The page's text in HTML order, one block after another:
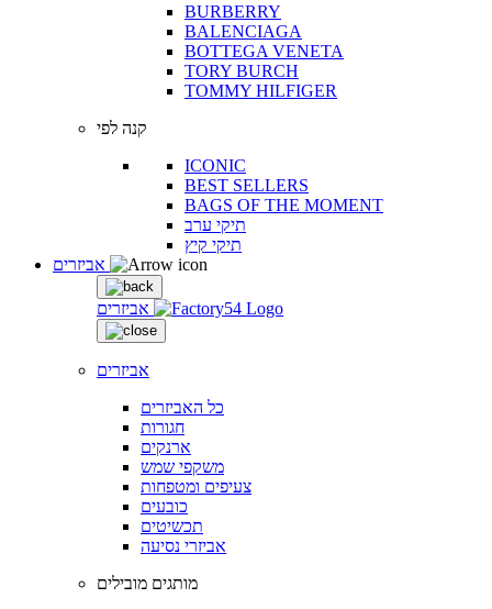
BURBERRY
BALENCIAGA
BOTTEGA VENETA
TORY BURCH
TOMMY HILFIGER
קנה לפי
ICONIC
BEST SELLERS
BAGS OF THE MOMENT
תיקי ערב
תיקי קיץ
אביזרים
אביזרים
כל האביזרים
חגורות
ארנקים
משקפי שמש
צעיפים ומטפחות
כובעים
תכשיטים
אביזרי נסיעה
מותגים מובילים